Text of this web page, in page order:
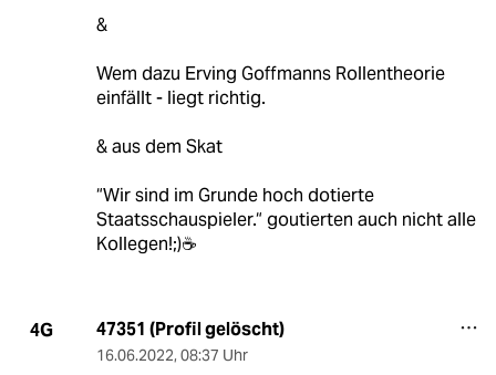
&
Wem dazu Erving Goffmanns Rollentheorie
einfällt - liegt richtig.
& aus dem Skat
“Wir sind im Grunde hoch dotierte
Staatsschauspieler.“ goutierten auch nicht alle
Kollegen!;)☕️
4G 47351 (Profil gelöscht)
16.06.2022, 08:37 Uhr